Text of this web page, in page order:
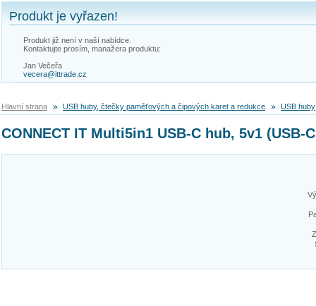
Produkt je vyřazen!
Produkt již není v naší nabídce.
Kontaktujte prosím, manažera produktu:
Jan Večeřa
vecera@ittrade.cz
Hlavní strana USB huby, čtečky paměťových a čipových karet a redukce USB huby
CONNECT IT Multi5in1 USB-C hub, 5v1 (USB-